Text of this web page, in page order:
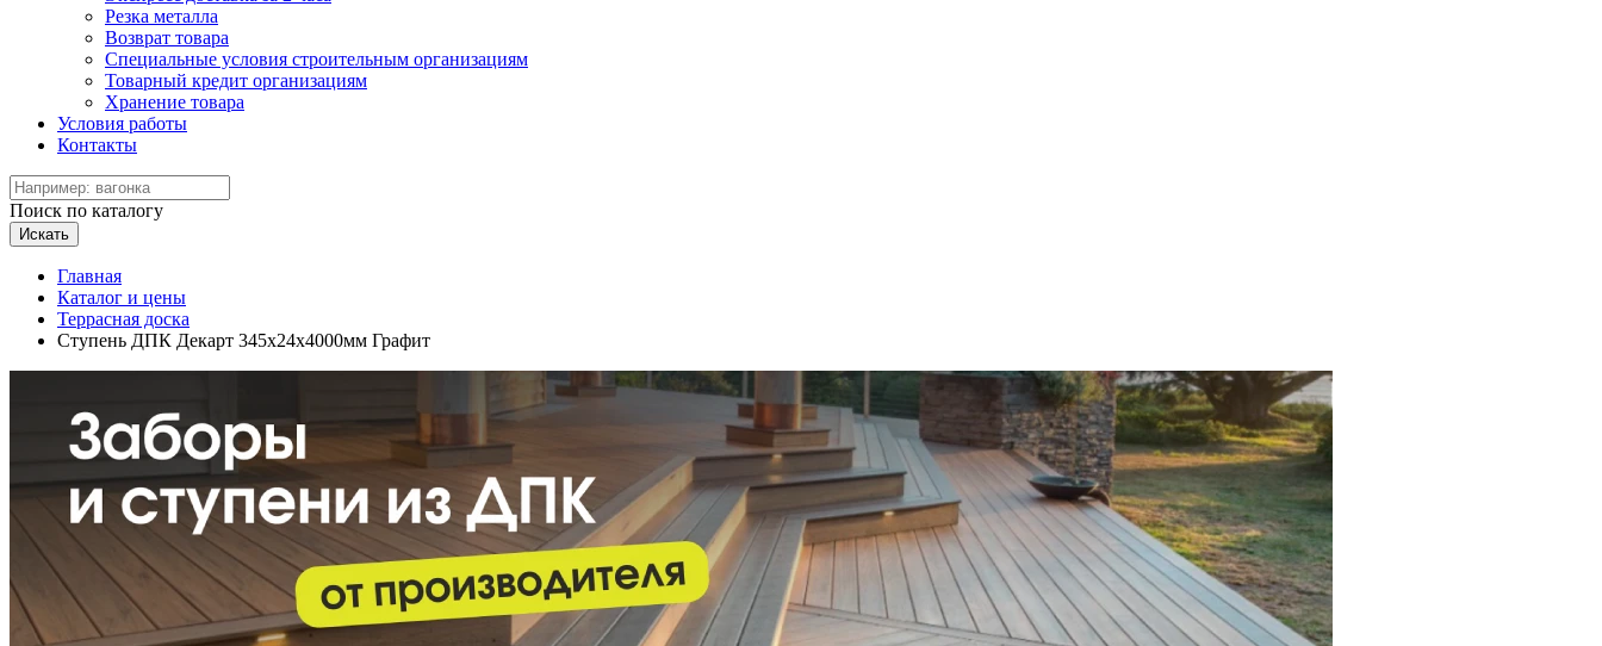
Резка металла
Возврат товара
Специальные условия строительным организациям
Товарный кредит организациям
Хранение товара
Условия работы
Контакты
Поиск по каталогу
Искать
Главная
Каталог и цены
Террасная доска
Ступень ДПК Декарт 345х24х4000мм Графит